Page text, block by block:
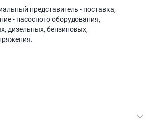
представитель - поставка,
- насосного оборудования,
дизельных, бензиновых,